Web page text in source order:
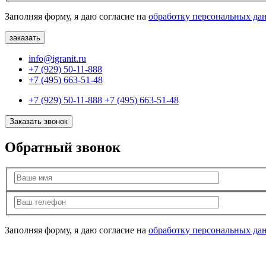
Заполняя форму, я даю согласие на обработку персональных
info@igranit.ru
+7 (929) 50-11-888
+7 (495) 663-51-48
+7 (929) 50-11-888 +7 (495) 663-51-48
Заказать звонок
Обратный звонок
Заполняя форму, я даю согласие на обработку персональных